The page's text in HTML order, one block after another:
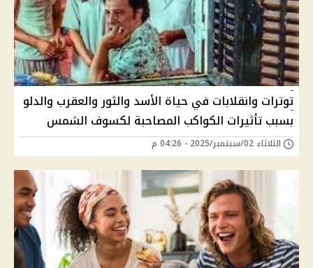
توترات وانقلابات في حياة الأسد والثور والعقرب والدلو
بسبب تأثيرات الكواكب المصاحبة لكسوف الشمس
الثلاثاء 02/سبتمبر/2025 - 04:26 م